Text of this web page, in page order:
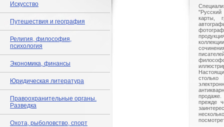
Искусство
Путешествия и география
Религия, философия,
психология
Экономика, финансы
Юридическая литература
Правоохранительные органы.
Разведка
Охота, рыболовство, спорт
"Русский
карты,
столько
прежде